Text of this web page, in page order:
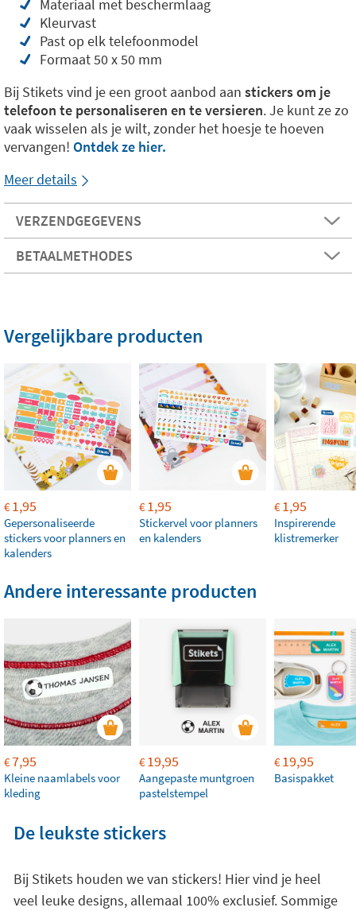
Materiaal met beschermlaag
Kleurvast
Past op elk telefoonmodel
Formaat 50 x 50 mm
Bij Stikets vind je een groot aanbod aan stickers om je
telefoon te personaliseren en te versieren. Je kunt ze zo
vaak wisselen als je wilt, zonder het hoesje te hoeven
vervangen! Ontdek ze hier.
Meer details
VERZENDGEGEVENS
BETAALMETHODES
Vergelijkbare producten
€1,95
Gepersonaliseerde
stickers voor planners en
kalenders
€1,95
Stickervel voor planners
en kalenders
€1,95
Inspirerende
klistremerker
Andere interessante producten
€7,95
Kleine naamlabels voor
kleding
€19,95
Aangepaste muntgroen
pastelstempel
€19,95
Basispakket
De leukste stickers
Bij Stikets houden we van stickers! Hier vind je heel
veel leuke designs, allemaal 100% exclusief. Sommige